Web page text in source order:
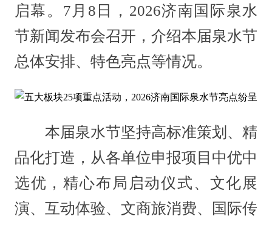
启幕。7月8日，2026济南国际泉水
节新闻发布会召开，介绍本届泉水节
总体安排、特色亮点等情况。
本届泉水节坚持高标准策划、精
品化打造，从各单位申报项目中优中
选优，精心布局启动仪式、文化展
演、互动体验、文商旅消费、国际传